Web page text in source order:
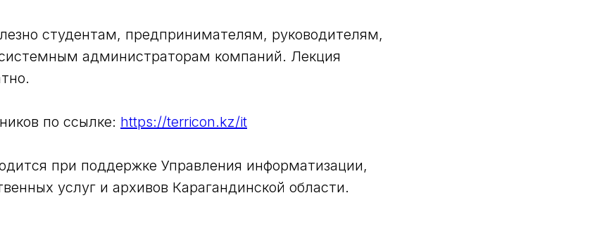
студентам, предпринимателям, руководителям,
администраторам компаний. Лекция
по ссылке: https://terricon.kz/it
при поддержке Управления информатизации,
услуг и архивов Карагандинской области.